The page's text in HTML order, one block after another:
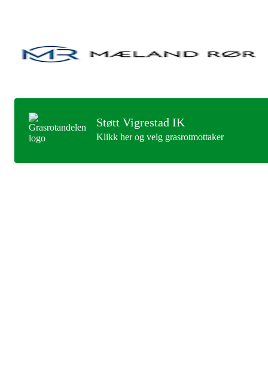
Støtt Vigrestad IK
Klikk her og velg grasrotmottaker